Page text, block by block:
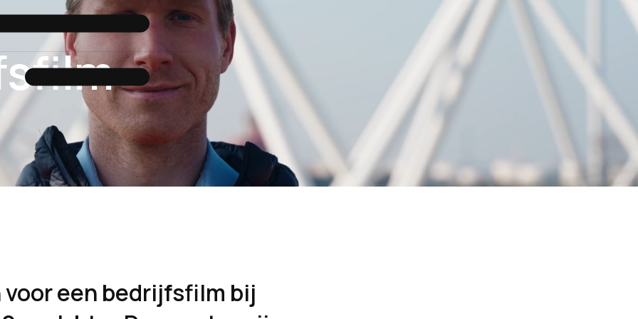
een bedrijfsfilm bij